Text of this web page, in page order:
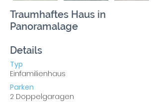
Traumhaftes Haus in
Panoramalage
Details
Einfamilienhaus
Typ
2 Doppelgaragen
Parken